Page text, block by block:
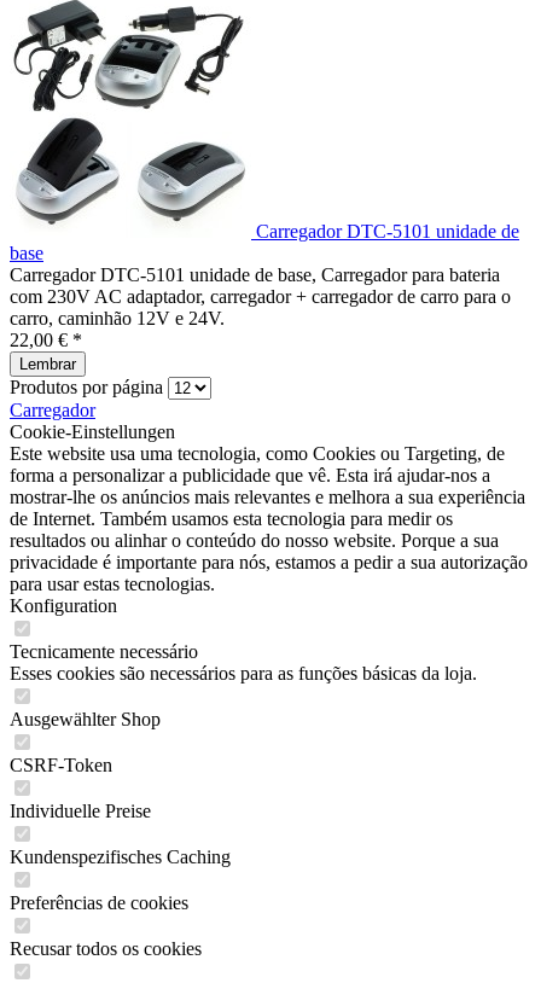
Carregador DTC-5101 unidade de
base
Carregador DTC-5101 unidade de base, Carregador para bateria
com 230V AC adaptador, carregador + carregador de carro para o
carro, caminhão 12V e 24V.
22,00 € *
Lembrar
Produtos por página
Carregador
Cookie-Einstellungen
Este website usa uma tecnologia, como Cookies ou Targeting, de
forma a personalizar a publicidade que vê. Esta irá ajudar-nos a
mostrar-lhe os anúncios mais relevantes e melhora a sua experiência
de Internet. Também usamos esta tecnologia para medir os
resultados ou alinhar o conteúdo do nosso website. Porque a sua
privacidade é importante para nós, estamos a pedir a sua autorização
para usar estas tecnologias.
Konfiguration
Tecnicamente necessário
Esses cookies são necessários para as funções básicas da loja.
Ausgewählter Shop
CSRF-Token
Individuelle Preise
Kundenspezifisches Caching
Preferências de cookies
Recusar todos os cookies